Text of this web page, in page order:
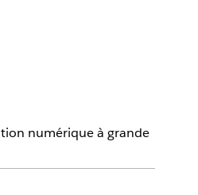
numérique à grande